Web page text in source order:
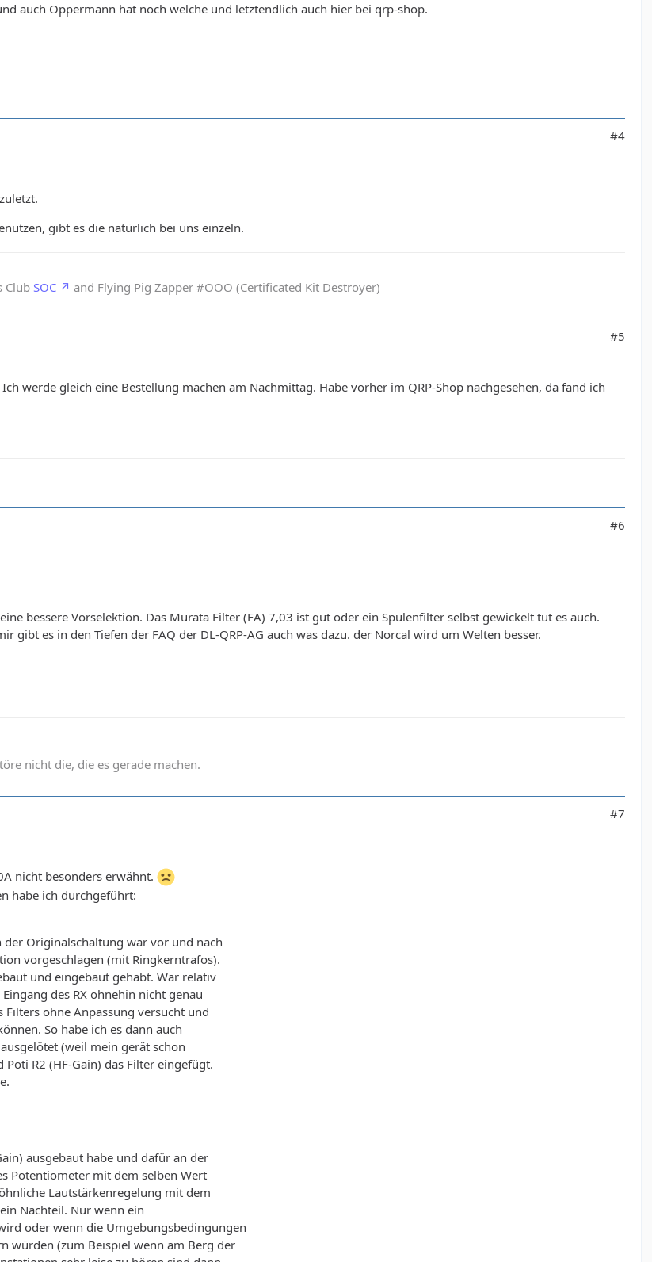
auch Oppermann hat noch welche und letztendlich auch hier bei qrp-shop.
#4
gibt es die natürlich bei uns einzeln.
Club SOC and Flying Pig Zapper #OOO (Certificated Kit Destroyer)
#5
werde gleich eine Bestellung machen am Nachmittag. Habe vorher im QRP-Shop nachgesehen, da fand ich
#6
bessere Vorselektion. Das Murata Filter (FA) 7,03 ist gut oder ein Spulenfilter selbst gewickelt tut es auch.
gibt es in den Tiefen der FAQ der DL-QRP-AG auch was dazu. der Norcal wird um Welten besser.
nicht die, die es gerade machen.
#7
nicht besonders erwähnt.
habe ich durchgeführt:
der Originalschaltung war vor und nach
vorgeschlagen (mit Ringkerntrafos).
und eingebaut gehabt. War relativ
des RX ohnehin nicht genau
ohne Anpassung versucht und
So habe ich es dann auch
(weil mein gerät schon
R2 (HF-Gain) das Filter eingefügt.
ausgebaut habe und dafür an der
Potentiometer mit dem selben Wert
Lautstärkenregelung mit dem
Nachteil. Nur wenn ein
oder wenn die Umgebungsbedingungen
würden (zum Beispiel wenn am Berg der